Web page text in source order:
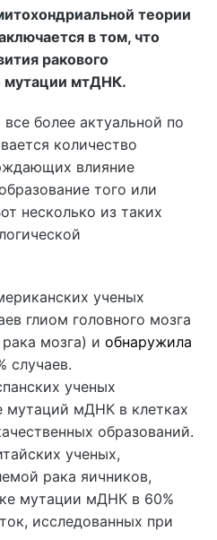
теории
в том, что
ракового
мутации мтДНК.
более актуальной по
количество
влияние
того или
несколько из таких
ученых
глиом головного мозга
мозга) и обнаружила
случаев.
ученых
мутаций мДНК в клетках
образований.
ученых,
рака яичников,
мутации мДНК в 60%
исследованных при